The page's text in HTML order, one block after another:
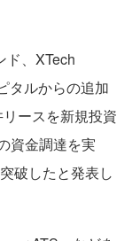
、XTech
タルからの追加
ースを新規投資
資金調達を実
破したと発表し